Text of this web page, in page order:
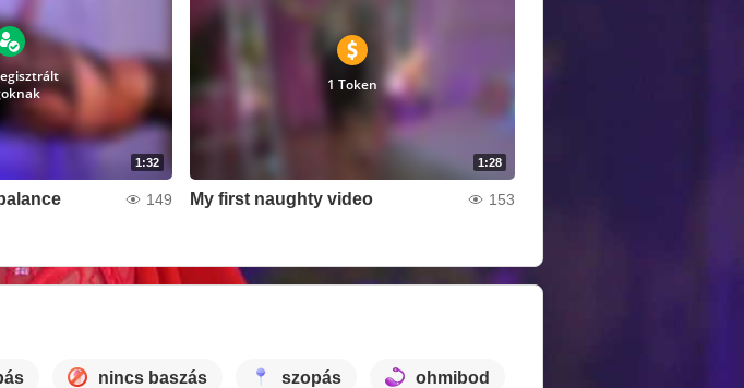
1:32
149
1:28
1 Token
My first naughty video 153
nincs baszás szopás ohmibod